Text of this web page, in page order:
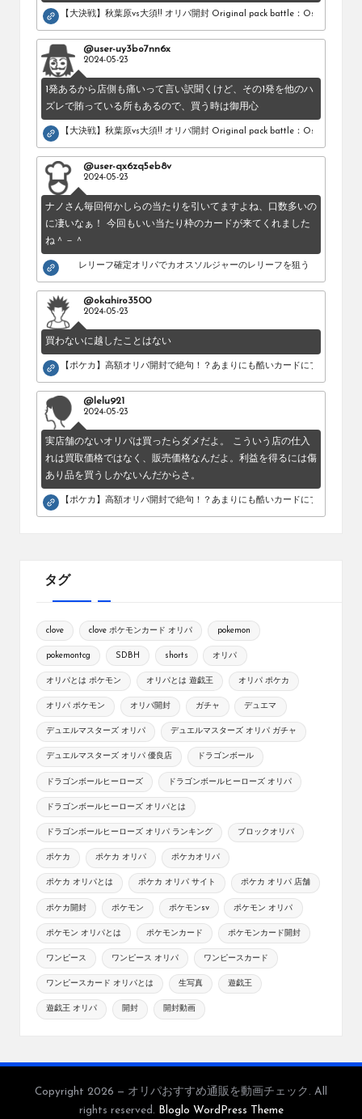
【大決戦】秋葉原vs大須!! オリパ開封 Original pack battle：Osu vs
@user-uy3bo7nn6x
2024-05-23
1発あるから店側も痛いって言い訳聞くけど、その1発を他のハ
ズレで賄っている所もあるので、買う時は御用心
【大決戦】秋葉原vs大須!! オリパ開封 Original pack battle：Osu vs
@user-qx6zq5eb8v
2024-05-23
ナノさん毎回何かしらの当たりを引いてますよね、口数多いの
に凄いなぁ！ 今回もいい当たり枠のカードが来てくれました
ね＾－＾
レリーフ確定オリパでカオスソルジャーのレリーフを狙う！
@okahiro3500
2024-05-23
買わないに越したことはない
【ポケカ】高額オリパ開封で絶句！？あまりにも酷いカードにブチギレ。
@lelu921
2024-05-23
実店舗のないオリパは買ったらダメだよ。 こういう店の仕入
れは買取価格ではなく、販売価格なんだよ。利益を得るには傷
あり品を買うしかないんだからさ。
【ポケカ】高額オリパ開封で絶句！？あまりにも酷いカードにブチギレ。
タグ
clove clove ポケモンカード オリパ pokemon
pokemontcg SDBH shorts オリパ
オリパとは ポケモン オリパとは 遊戯王 オリパ ポケカ
オリパ ポケモン オリパ開封 ガチャ デュエマ
デュエルマスターズ オリパ デュエルマスターズ オリパ ガチャ
デュエルマスターズ オリパ 優良店 ドラゴンボール
ドラゴンボールヒーローズ ドラゴンボールヒーローズ オリパ
ドラゴンボールヒーローズ オリパとは
ドラゴンボールヒーローズ オリパ ランキング ブロックオリパ
ポケカ ポケカ オリパ ポケカオリパ
ポケカ オリパとは ポケカ オリパ サイト ポケカ オリパ 店舗
ポケカ開封 ポケモン ポケモンsv ポケモン オリパ
ポケモン オリパとは ポケモンカード ポケモンカード開封
ワンピース ワンピース オリパ ワンピースカード
ワンピースカード オリパとは 生写真 遊戯王
遊戯王 オリパ 開封 開封動画
Copyright 2026 — オリパおすすめ通販を動画チェック. All
rights reserved.
Bloglo WordPress Theme